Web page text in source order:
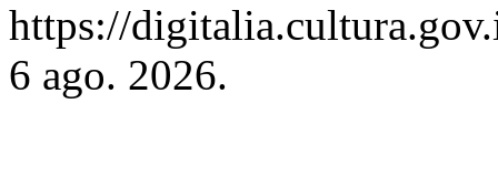
https://
6 ago. 2026.